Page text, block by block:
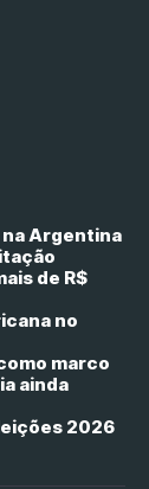
na Argentina
de R$
no
marco
ainda
2026